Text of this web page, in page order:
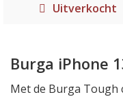
Uitverkocht
Burga iPhone
Met de Burga Tough